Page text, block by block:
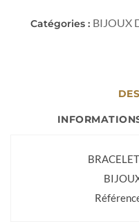
Catégories : BIJOUX